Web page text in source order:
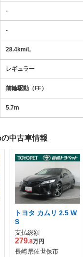
-
-
28.4km/L
レギュラー
前輪駆動（FF）
5.7m
中古車情報
トヨタ カムリ 2.5 W
S
支払総額
279.8万円
長崎県佐世保市